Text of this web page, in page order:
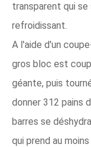
transparent qui se
refroidissant.
A l'aide d'un
gros bloc est
géante, puis
donner 312 pains
barres se
qui prend au